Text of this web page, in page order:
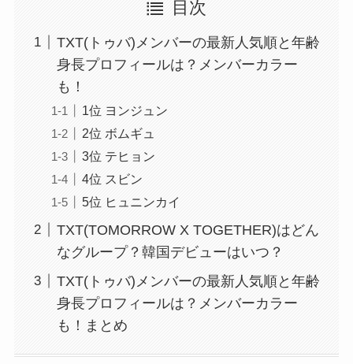
目次
TXT(トゥバ)メンバーの最新人気順と年齢
身長プロフィールは？メンバーカラー
も！
1位 ヨンジュン
2位 ボムギュ
3位 テヒョン
4位 スビン
5位 ヒュニンカイ
TXT(TOMORROW X TOGETHER)はどん
なグループ？韓国デビューはいつ？
TXT(トゥバ)メンバーの最新人気順と年齢
身長プロフィールは？メンバーカラー
も！まとめ